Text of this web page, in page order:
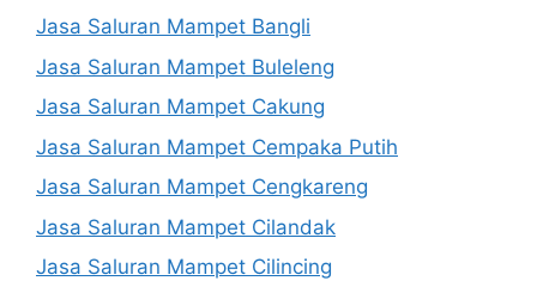
Jasa Saluran Mampet Bangli
Jasa Saluran Mampet Buleleng
Jasa Saluran Mampet Cakung
Jasa Saluran Mampet Cempaka Putih
Jasa Saluran Mampet Cengkareng
Jasa Saluran Mampet Cilandak
Jasa Saluran Mampet Cilincing